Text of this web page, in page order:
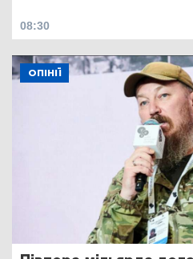
08:30
ОПІНІЇ